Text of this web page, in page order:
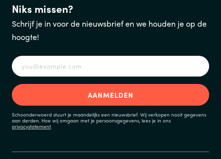
Niks missen?
Schrijf je in voor de nieuwsbrief en we houden je op de
hoogte!
Schoonderwoerd stuurt je maandelijks een nieuwsbrief. Wij verkopen nooit gegevens
aan derden. Hoe wij omgaan met je persoonsgegevens, lees je in ons
privacystatement